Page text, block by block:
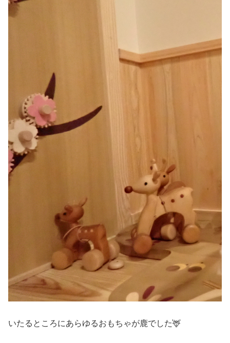
いたるところにあらゆるおもちゃが鹿でした🦌